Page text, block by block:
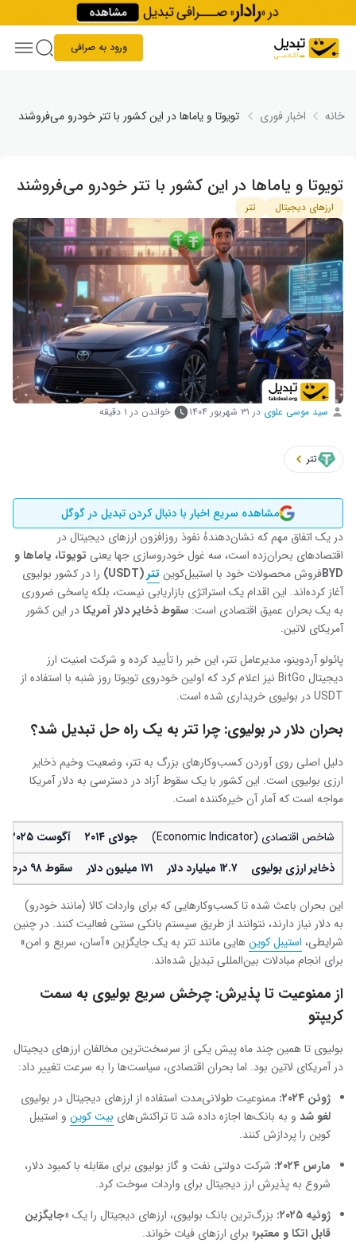
Skip to content
ورود به صرافی
خانه اخبار فوری تویوتا و یاماها در این کشور با تتر خودرو می‌فروشند
تویوتا و یاماها در این کشور با تتر خودرو می‌فروشند
ارزهای دیجیتال تتر
سید موسی علوی در ۳۱ شهریور ۱۴۰۴ خواندن در ۱ دقیقه
تتر
مشاهده سریع اخبار با دنبال کردن تبدیل در گوگل
در یک اتفاق مهم که نشان‌دهندهٔ نفوذ روزافزون ارزهای دیجیتال در
اقتصادهای بحران‌زده است، سه غول خودروسازی جها یعنی تویوتا، یاماها و
BYDفروش محصولات خود با استیبل‌کوین تتر(USDT)
را در کشور بولیوی
آغاز کرده‌اند. این اقدام یک استراتژی بازاریابی نیست، بلکه پاسخی ضروری
به یک بحران عمیق اقتصادی است: سقوط ذخایر دلار آمریکا در این کشور
آمریکای لاتین.
پائولو آردوینو، مدیرعامل تتر، این خبر را تأیید کرده و شرکت امنیت ارز
دیجیتال BitGo نیز اعلام کرد که اولین خودروی تویوتا روز شنبه با استفاده از
USDT در بولیوی خریداری شده است.
بحران دلار در بولیوی: چرا تتر به یک راه حل تبدیل شد؟
دلیل اصلی روی آوردن کسب‌وکارهای بزرگ به تتر، وضعیت وخیم ذخایر
ارزی بولیوی است. این کشور با یک سقوط آزاد در دسترسی به دلار آمریکا
مواجه است که آمار آن خیره‌کننده است.
شاخص اقتصادی (Economic Indicator) جولای ۲۰۱۴ آگوست ۲۰۲۵
ذخایر ارزی بولیوی
۱۲.۷ میلیارد دلار ۱۷۱ میلیون دلار سقوط۹۸ درصدی
این بحران باعث شده تا کسب‌وکارهایی که برای واردات کالا (مانند خودرو)
به دلار نیاز دارند، نتوانند از طریق سیستم بانکی سنتی فعالیت کنند. در چنین
شرایطی، استیبل‌ کوین‌هایی مانند تتر به یک جایگزین «آسان، سریع و امن»
برای انجام مبادلات بین‌المللی تبدیل شده‌اند.
از ممنوعیت تا پذیرش: چرخش سریع بولیوی به سمت
کریپتو
بولیوی تا همین چند ماه پیش یکی از سرسخت‌ترین مخالفان ارزهای دیجیتال
در آمریکای لاتین بود. اما بحران اقتصادی، سیاست‌ها را به سرعت تغییر داد:
ژوئن ۲۰۲۴: ممنوعیت طولانی‌مدت استفاده از ارزهای دیجیتال در بولیوی
لغو شد و به بانک‌ها اجازه داده شد تا تراکنش‌های بیت‌ کوین و استیبل‌
کوین را پردازش کنند.
مارس ۲۰۲۴: شرکت دولتی نفت و گاز بولیوی برای مقابله با کمبود دلار،
شروع به پذیرش ارز دیجیتال برای واردات سوخت کرد.
ژوئیه ۲۰۲۵: بزرگ‌ترین بانک بولیوی، ارزهای دیجیتال را یک «جایگزین
قابل اتکا و معتبر» برای ارزهای فیات خواند.